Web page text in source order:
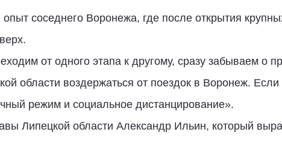
соседнего Воронежа, где после открытия
от одного этапа к другому, сразу забываем о
области воздержаться от поездок в Воронеж. Если
режим и социальное дистанцирование».
Липецкой области Александр Ильин, который